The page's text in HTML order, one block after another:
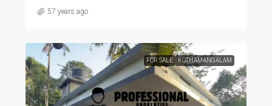
57 years ago
FOR SALE KOTHAMANGALAM